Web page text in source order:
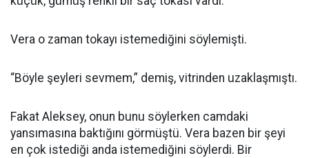
Vera o zaman tokayı istemediğini söylemişti.
“Böyle şeyleri sevmem,” demiş, vitrinden uzaklaşmıştı.
Fakat Aleksey, onun bunu söylerken camdaki
yansımasına baktığını görmüştü. Vera bazen bir şeyi
en çok istediği anda istemediğini söylerdi. Bir